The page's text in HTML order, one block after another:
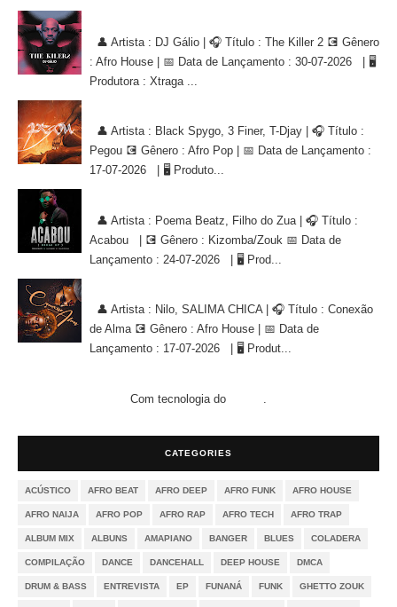
👤 Artista : DJ Gálio | 🎧 Título : The Killer 2 💽 Gênero
: Afro House | 📅 Data de Lançamento : 30-07-2026 | 🖥
Produtora : Xtraga ...
👤 Artista : Black Spygo, 3 Finer, T-Djay | 🎧 Título :
Pegou 💽 Gênero : Afro Pop | 📅 Data de Lançamento :
17-07-2026 | 🖥 Produto...
👤 Artista : Poema Beatz, Filho do Zua | 🎧 Título :
Acabou | 💽 Gênero : Kizomba/Zouk 📅 Data de
Lançamento : 24-07-2026 | 🖥 Prod...
👤 Artista : Nilo, SALIMA CHICA | 🎧 Título : Conexão
de Alma 💽 Gênero : Afro House | 📅 Data de
Lançamento : 17-07-2026 | 🖥 Produt...
Com tecnologia do .
CATEGORIES
ACÚSTICO AFRO BEAT AFRO DEEP AFRO FUNK AFRO HOUSE
AFRO NAIJA AFRO POP AFRO RAP AFRO TECH AFRO TRAP
ALBUM MIX ALBUNS AMAPIANO BANGER BLUES COLADERA
COMPILAÇÃO DANCE DANCEHALL DEEP HOUSE DMCA
DRUM & BASS ENTREVISTA EP FUNANÁ FUNK GHETTO ZOUK